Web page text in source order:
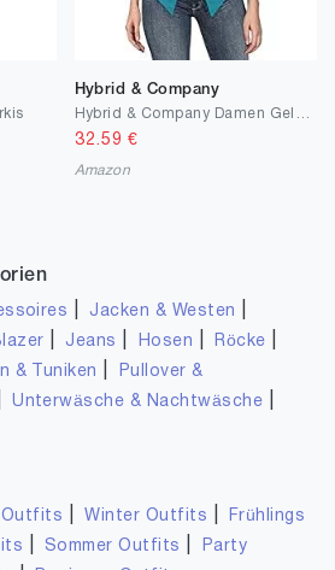
Hybrid & Company
32.59 €
Amazon
Jacken & Westen
Jeans Hosen Röcke
& Tuniken
Pullover &
|Unterwäsche & Nachtwäsche
Outfits |Winter Outfits
Frühlings
Sommer Outfits
Party